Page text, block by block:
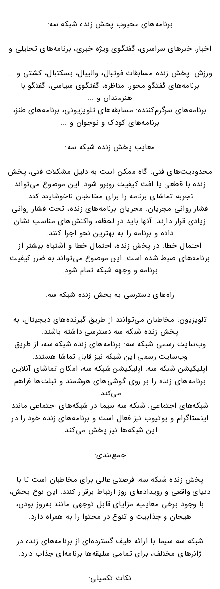
برنامه‌های محبوب پخش زنده شبکه سه:
اخبار: خبرهای سراسری، گفتگوی ویژه خبری، برنامه‌های تحلیلی و
...
ورزش: پخش زنده مسابقات فوتبال، والیبال، بسکتبال، کشتی و ...
برنامه‌های گفتگو محور: مناظره، گفتگوی سیاسی، گفتگو با
هنرمندان و ...
برنامه‌های سرگرم‌کننده: مسابقه‌های تلویزیونی، برنامه‌های طنز،
برنامه‌های کودک و نوجوان و ...
معایب پخش زنده شبکه سه:
محدودیت‌های فنی: گاه ممکن است به دلیل مشکلات فنی، پخش
زنده با قطعی یا افت کیفیت روبرو شود. این موضوع می‌تواند
تجربه تماشای برنامه را برای مخاطبان ناخوشایند کند.
فشار روانی مجریان: مجریان برنامه‌های زنده، تحت فشار روانی
زیادی قرار دارند. آنها باید در لحظه، واکنش‌های مناسب نشان
داده و برنامه را به بهترین نحو اجرا کنند.
احتمال خطا: در پخش زنده، احتمال خطا و اشتباه بیشتر از
برنامه‌های ضبط شده است. این موضوع می‌تواند به ضرر کیفیت
برنامه و وجهه شبکه تمام شود.
راه‌های دسترسی به پخش زنده شبکه سه:
تلویزیون: مخاطبان می‌توانند از طریق گیرنده‌های دیجیتال، به
پخش زنده شبکه سه دسترسی داشته باشند.
وب‌سایت رسمی شبکه سه: برنامه‌های زنده شبکه سه، از طریق
وب‌سایت رسمی این شبکه نیز قابل تماشا هستند.
اپلیکیشن شبکه سه: اپلیکیشن شبکه سه، امکان تماشای آنلاین
برنامه‌های زنده را بر روی گوشی‌های هوشمند و تبلت‌ها فراهم
می‌کند.
شبکه‌های اجتماعی: شبکه سه سیما در شبکه‌های اجتماعی مانند
اینستاگرام و یوتیوب نیز فعال است و برنامه‌های زنده خود را در
این شبکه‌ها نیز پخش می‌کند.
جمع‌بندی:
پخش زنده شبکه سه، فرصتی عالی برای مخاطبان است تا با
دنیای واقعی و رویدادهای روز ارتباط برقرار کنند. این نوع پخش،
با وجود برخی معایب، مزایای قابل توجهی مانند به‌روز بودن،
هیجان و جذابیت و تنوع در محتوا را به همراه دارد.
شبکه سه سیما با ارائه طیف گسترده‌ای از برنامه‌های زنده در
ژانرهای مختلف، برای تمامی سلیقه‌ها برنامه‌ای جذاب دارد.
نکات تکمیلی: